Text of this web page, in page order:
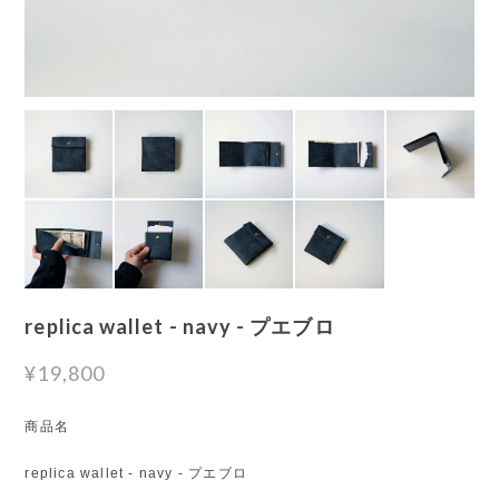
replica wallet - navy - プエブロ
¥19,800
商品名
replica wallet - navy - プエブロ